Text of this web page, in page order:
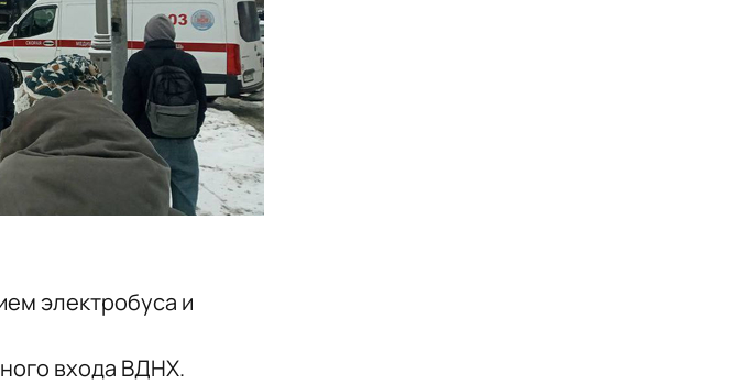
электробуса и
входа ВДНХ.